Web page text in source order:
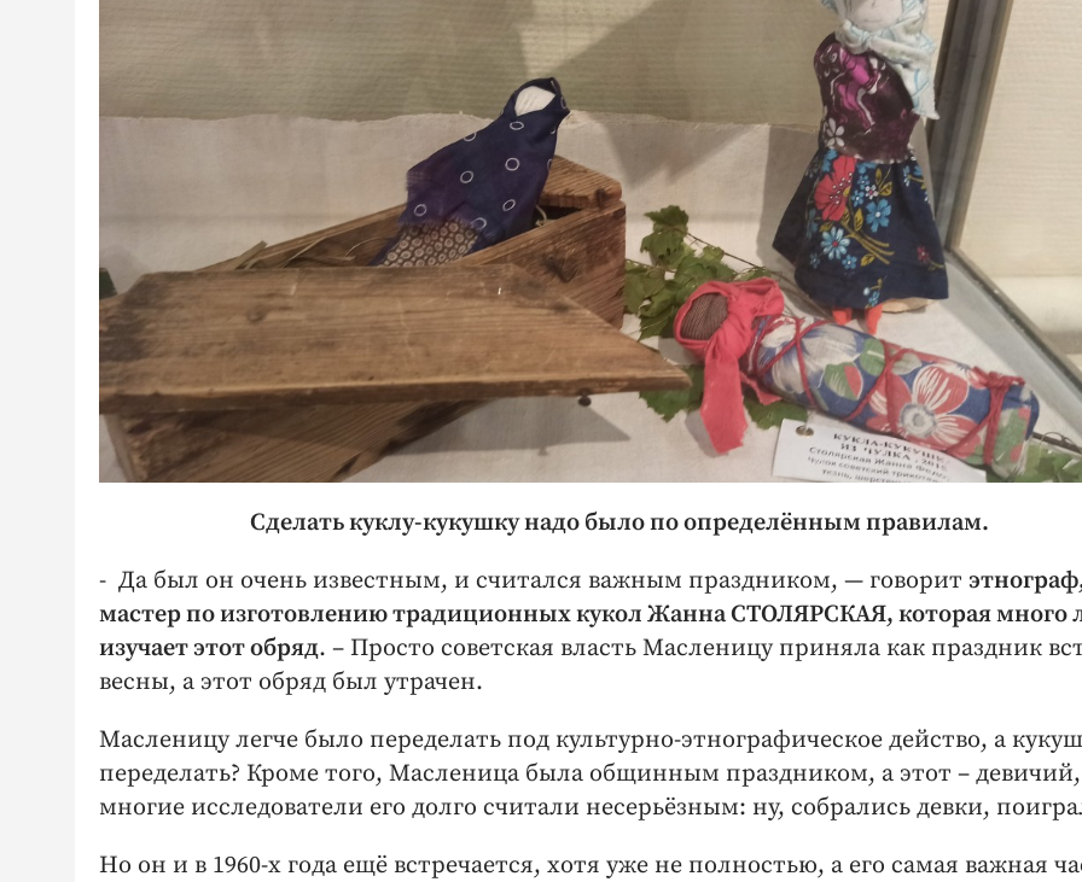
Сделать куклу-кукушку надо было по определённым правилам.
- Да был он очень известным, и считался важным праздником, — ​говорит
мастер по изготовлению традиционных кукол Жанна СТОЛЯРСКАЯ, которая много
изучает этот обряд. – Просто советская власть Масленицу приняла как праздник
весны, а этот обряд был утрачен.
Масленицу легче было переделать под культурно-этнографическое действо, а
переделать? Кроме того, Масленица была общинным праздником, а этот –
многие исследователи его долго считали несерьёзным: ну, собрались девки,
Но он и в 1960-х года ещё встречается, хотя уже не полностью, а его самая важная